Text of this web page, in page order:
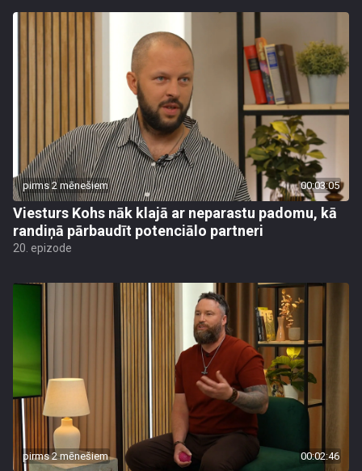
pirms 2 mēnešiem 00:03:05
Viesturs Kohs nāk klajā ar neparastu padomu, kā
randiņā pārbaudīt potenciālo partneri
20. epizode
pirms 2 mēnešiem 00:02:46